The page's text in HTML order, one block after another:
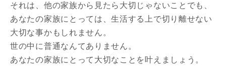
それは、他の家族から見たら大切じゃないことでも、
あなたの家族にとっては、生活する上で切り離せない
大切な事かもしれません。
世の中に普通なんてありません。
あなたの家族にとって大切なことを叶えましょう。